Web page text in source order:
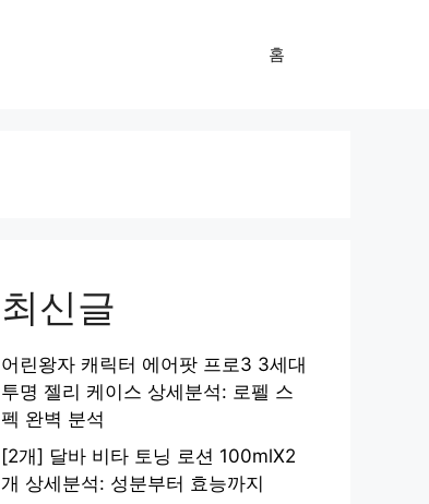
홈
최신글
어린왕자 캐릭터 에어팟 프로3 3세대
투명 젤리 케이스 상세분석: 로펠 스
펙 완벽 분석
[2개] 달바 비타 토닝 로션 100mlX2
개 상세분석: 성분부터 효능까지